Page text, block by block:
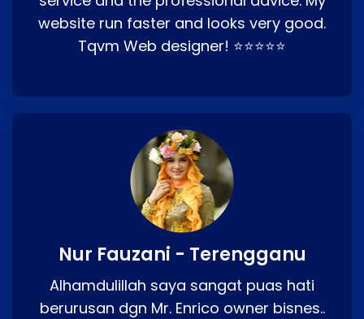
website run faster and looks very good.
Tqvm Web designer! ⭐⭐⭐⭐⭐
Nur Fauzani - Terengganu
Alhamdulillah saya sangat puas hati
berurusan dgn Mr. Enrico owner bisnes..